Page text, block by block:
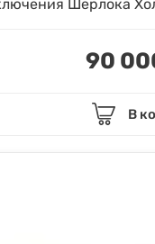
Шерлока
90
В